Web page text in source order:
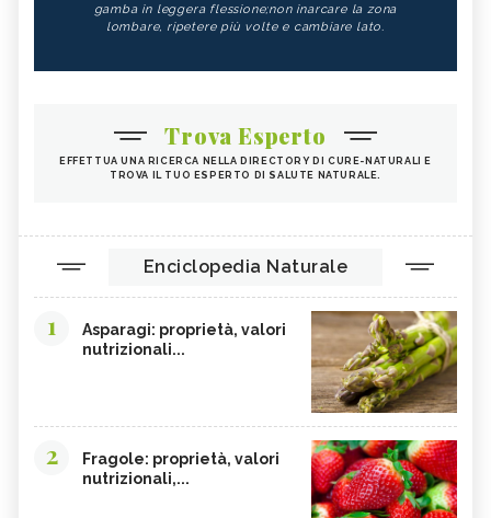
gamba in leggera flessione;non inarcare la zona
lombare, ripetere più volte e cambiare lato.
Trova Esperto
EFFETTUA UNA RICERCA NELLA DIRECTORY DI CURE-NATURALI E
TROVA IL TUO ESPERTO DI SALUTE NATURALE.
Enciclopedia Naturale
1
Asparagi: proprietà, valori
nutrizionali...
2
Fragole: proprietà, valori
nutrizionali,...